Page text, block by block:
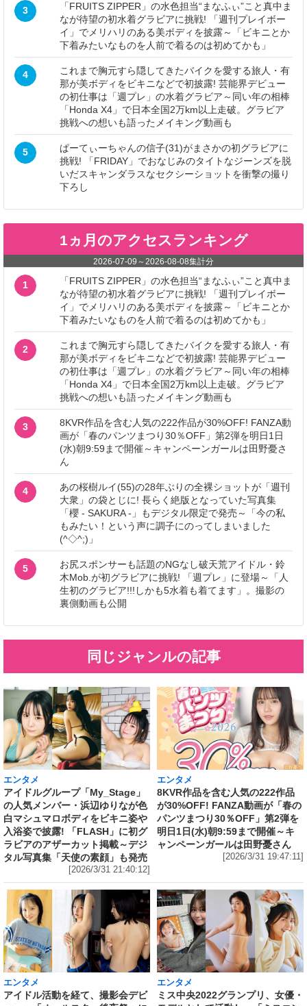
3
「FRUITS ZIPPER」の水色担当“まなふぃ”こと真中ま
なが待望の初水着グラビアに挑戦! 「週刊プレイボー
イ」でメリハリのある美ボディを披露～「ビキニとか
下着みたいなものを人前で着るのは初めてかも」
4
これまで胸元すら隠してきたバイクを愛する旅人・有
那が美ボディをビキニなどで初披露! 芸能界デビュー
の初仕事は「週プレ」の水着グラビア～同い年の相棒
「Honda X4」で日本全国2万km以上走破。グラビア
挑戦への想いも語ったメイキング動画も
5
ぱーてぃーちゃんの信子(31)がまさかの初グラビアに
挑戦! 「FRIDAY」でおなじみのタイトなジーンズを脱
いだスキャンダラスなセクシーショットを衝撃の撮り
下ろし
1ヵ月のアクセスランキング
2026-07-09 ～2026-08-08集計分
1
「FRUITS ZIPPER」の水色担当“まなふぃ”こと真中ま
なが待望の初水着グラビアに挑戦! 「週刊プレイボー
イ」でメリハリのある美ボディを披露～「ビキニとか
下着みたいなものを人前で着るのは初めてかも」
2
これまで胸元すら隠してきたバイクを愛する旅人・有
那が美ボディをビキニなどで初披露! 芸能界デビュー
の初仕事は「週プレ」の水着グラビア～同い年の相棒
「Honda X4」で日本全国2万km以上走破。グラビア
挑戦への想いも語ったメイキング動画も
3
8KVR作品を含む人気の222作品が30%OFF! FANZA動
画が「春のパンツまつり30％OFF」第2弾を明日1日
(水)朝9:59まで開催～キャンペーンガールは田野憂さ
ん
4
あの桜樹ルイ(55)の28年ぶりの全裸ショットが「週刊
大衆」の袋とじに! 長らく絶版となっていた写真集
「櫻 - SAKURA -」もデジタル限定で発売～「今の私
もみたい！という声に調子にのってしまいました
(^◇^;)」
5
お尻スポンサーも話題のNGなし破天荒アイドル・鈴
木Mob.が初グラビアに挑戦! 「週プレ」に登場～「人
生初のグラビア!!!しかも5水着も着てます」。撮影の
裏側動画も公開
同じジャンルの記事
エンタメ
アイドルグループ「My_Stage」
の人気メンバー・浜辺ゆりなが色
白マシュマロボディをビキニ姿や
入浴姿で披露! 「FLASH」に初グ
ラビアのアザーカット掲載～デジ
タル写真集「天使の素顔」も発売
[2026/3/31 21:40:12]
エンタメ
8KVR作品を含む人気の222作品
が30%OFF! FANZA動画が「春の
パンツまつり30％OFF」第2弾を
明日1日(水)朝9:59まで開催～キ
ャンペーンガールは田野憂さん
[2026/3/31 19:47:11]
エンタメ
アイドル活動を経て、撮影会デビ
エンタメ
ミス中央2022グランプリ、女優・